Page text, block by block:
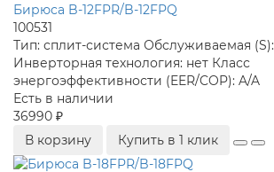
Бирюса B-12FPR/B-12FPQ
100531
Тип: сплит-система Обслуживаемая (S):
Инверторная технология: нет Класс
энергоэффективности (EER/COP): A/A
Есть в наличии
36990 ₽
В корзину
Купить в 1 клик